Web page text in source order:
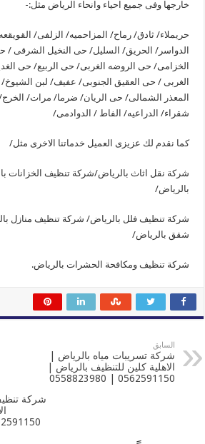
خارجها وفى جميع احياء وانحاء الرياض مثل:-
حريملاء/ ثادق/ رماح/ المزاحميه/ الزلفى/
الدواسر/ الحريق/ السليل/ حى النخيل الشرقى /
الخزامى/ حى الروضه الغربى/ حى الربيع/ حى
الغربى / حى العقيق الجنوبى/ عفيف/ لبن
المعذر الشمالى/ حى الريان/ ضرما/ مرات/ الخرج/
شقراء/ الدراعيه/ الفاط / الدوادمى/
كما نقدم لك عزيزى العميل خدماتنا الاخرى مثل/
شركة نقل اثاث بالرياض/شركة تنظيف
بالرياض/
شركة تنظيف فلل بالرياض/ شركة تنظيف منازل
شقق بالرياض/
شركة تنظيف ومكافحة الحشرات بالرياض.
السابق
شركة تسريبات مياه بالرياض |
الاهلية كلين للتنظيف بالرياض |
0562591150 | 0558823980
شركة
| 0558823980